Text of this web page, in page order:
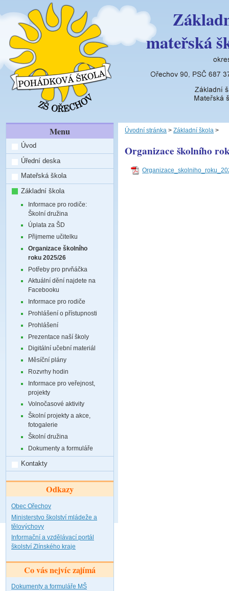
mateřská
Menu
Úvod
Úřední deska
Mateřská škola
Základní škola
Informace pro rodiče:
Školní družina
Úplata za ŠD
Přijmeme učitelku
Organizace školního
roku 2025/26
Potřeby pro prvňáčka
Aktuální dění najdete na
Facebooku
Informace pro rodiče
Prohlášení o přístupnosti
Prohlášení
Prezentace naší školy
Digitální učební materiál
Měsíční plány
Rozvrhy hodin
Informace pro veřejnost,
projekty
Volnočasové aktivity
Školní projekty a akce,
fotogalerie
Školní družina
Dokumenty a formuláře
Kontakty
Odkazy
Obec Ořechov
Ministerstvo školství mládeže a
tělovýchovy
Informační a vzdělávací portál
školství Zlínského kraje
Co vás nejvíc zajímá
Dokumenty a formuláře MŠ
Úvodní stránka >Základní škola >
Organizace školního